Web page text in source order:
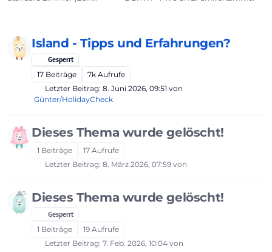
Island - Tipps und Erfahrungen?
Gesperrt
17 Beiträge 7k Aufrufe
Letzter Beitrag: 8. Juni 2026, 09:51 von
Günter/HolidayCheck
Dieses Thema wurde gelöscht!
1 Beiträge 17 Aufrufe
Letzter Beitrag: 8. März 2026, 07:59 von
Dieses Thema wurde gelöscht!
Gesperrt
1 Beiträge 19 Aufrufe
Letzter Beitrag: 7. Feb. 2026, 10:04 von